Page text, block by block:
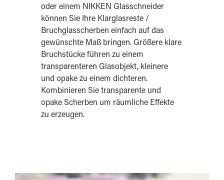
oder einem NIKKEN Glasschneider
können Sie Ihre Klarglasreste /
Bruchglasscherben einfach auf das
gewünschte Maß bringen. Größere klare
Bruchstücke führen zu einem
transparenteren Glasobjekt, kleinere
und opake zu einem dichteren.
Kombinieren Sie transparente und
opake Scherben um räumliche Effekte
zu erzeugen.